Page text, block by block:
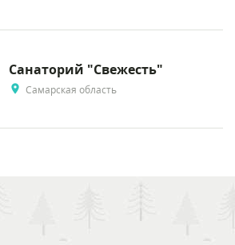
Санаторий "Свежесть"
Самарская область